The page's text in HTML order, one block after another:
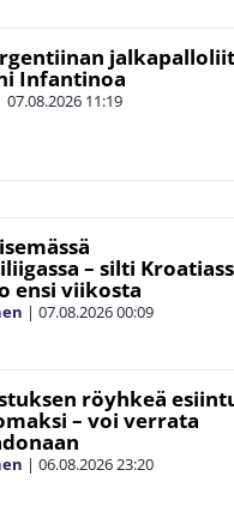
Infantinoa
07.08.2026 11:19
– silti
ensi viikosta
| 07.08.202600:09
röyhkeä
– voi verrata
| 06.08.202623:20